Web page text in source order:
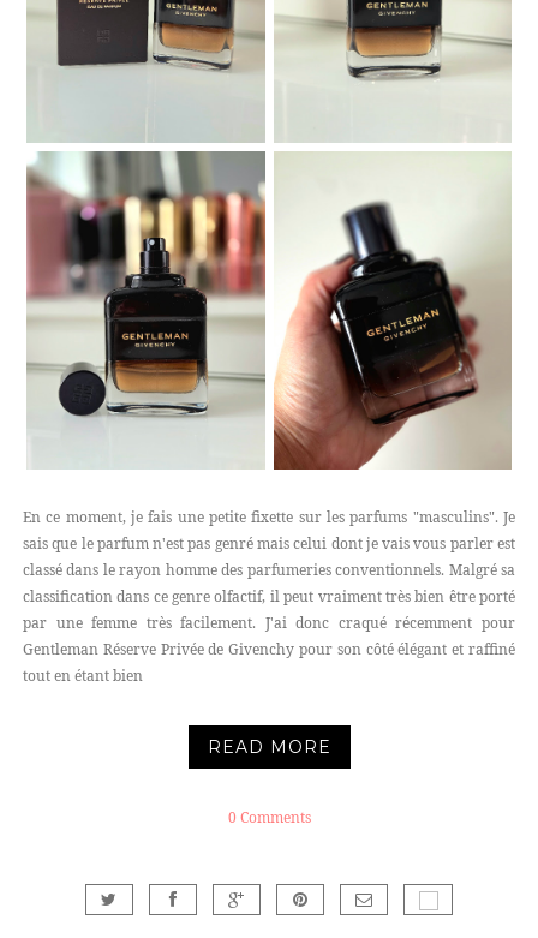
En ce moment, je fais une petite fixette sur les parfums "masculins". Je
sais que le parfum n'est pas genré mais celui dont je vais vous parler est
classé dans le rayon homme des parfumeries conventionnels. Malgré sa
classification dans ce genre olfactif, il peut vraiment très bien être porté
par une femme très facilement. J'ai donc craqué récemment pour
Gentleman Réserve Privée de Givenchy pour son côté élégant et raffiné
tout en étant bien
READ MORE
0 Comments